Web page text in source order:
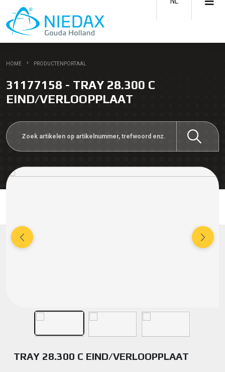
HOME PRODUCTENPORTAAL
31177158 - TRAY 28.300 C
EIND/VERLOOPPLAAT
TRAY 28.300 C EIND/VERLOOPPLAAT